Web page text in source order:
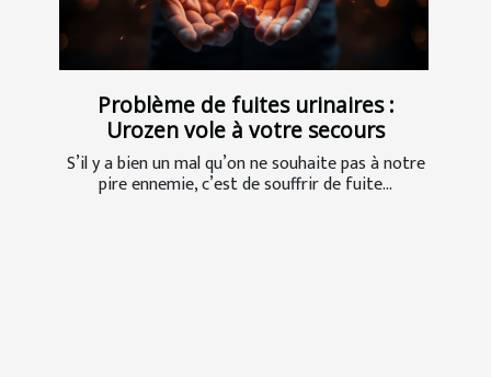
Problème de fuites urinaires :
Urozen vole à votre secours
S’il y a bien un mal qu’on ne souhaite pas à notre
pire ennemie, c’est de souffrir de fuite...